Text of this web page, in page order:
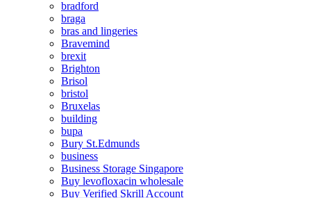
bradford
braga
bras and lingeries
Bravemind
brexit
Brighton
Brisol
bristol
Bruxelas
building
bupa
Bury St.Edmunds
business
Business Storage Singapore
Buy levofloxacin wholesale
Buy Verified Skrill Account